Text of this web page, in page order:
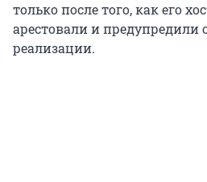
только после того, как его
арестовали и предупредили
реализации.